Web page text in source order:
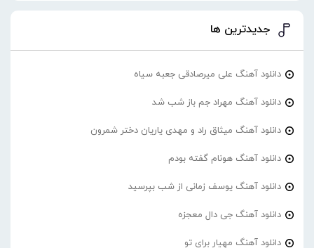
جدیدترین ها
دانلود آهنگ علی میرصادقی جعبه سیاه
دانلود آهنگ مهراد جم باز شب شد
دانلود آهنگ میثاق راد و مهدی یاریان دختر شمرون
دانلود آهنگ هونام گفته بودم
دانلود آهنگ یوسف زمانی از شب بپرسید
دانلود آهنگ جی دال معجزه
دانلود آهنگ مهیار برای تو